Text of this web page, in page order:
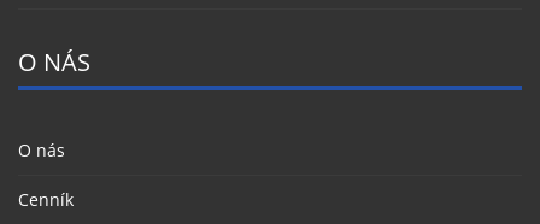
O NÁS
O nás
Cenník